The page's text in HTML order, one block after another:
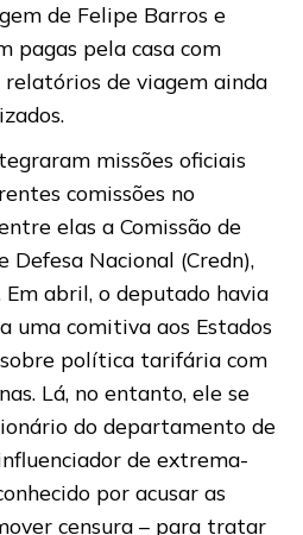
de Felipe Barros e
pagas pela casa com
relatórios de viagem ainda
missões oficiais
comissões no
elas a Comissão de
Defesa Nacional (Credn),
abril, o deputado havia
uma comitiva aos Estados
política tarifária com
Lá, no entanto, ele se
do departamento de
de extrema-
por acusar as
censura – para tratar